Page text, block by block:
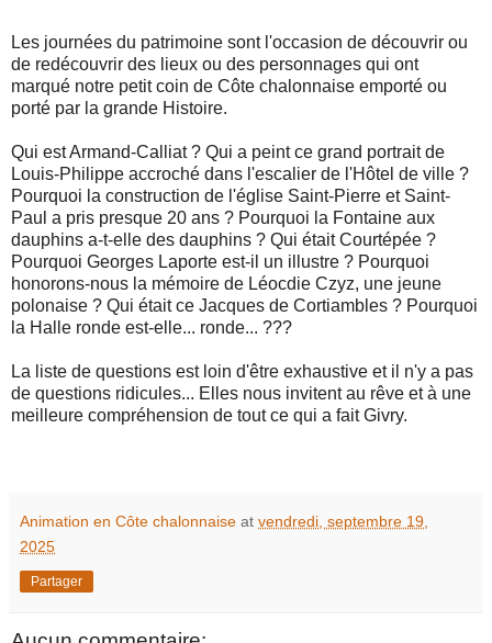
Les journées du patrimoine sont l'occasion de découvrir ou
de redécouvrir des lieux ou des personnages qui ont
marqué notre petit coin de Côte chalonnaise emporté ou
porté par la grande Histoire.
Qui est Armand-Calliat ? Qui a peint ce grand portrait de
Louis-Philippe accroché dans l'escalier de l'Hôtel de ville ?
Pourquoi la construction de l'église Saint-Pierre et Saint-
Paul a pris presque 20 ans ? Pourquoi la Fontaine aux
dauphins a-t-elle des dauphins ? Qui était Courtépée ?
Pourquoi Georges Laporte est-il un illustre ? Pourquoi
honorons-nous la mémoire de Léocdie Czyz, une jeune
polonaise ? Qui était ce Jacques de Cortiambles ? Pourquoi
la Halle ronde est-elle... ronde... ???
La liste de questions est loin d'être exhaustive et il n'y a pas
de questions ridicules... Elles nous invitent au rêve et à une
meilleure compréhension de tout ce qui a fait Givry.
Animation en Côte chalonnaise at vendredi, septembre 19,
2025
Partager